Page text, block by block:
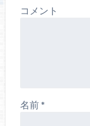
コメント
名前*